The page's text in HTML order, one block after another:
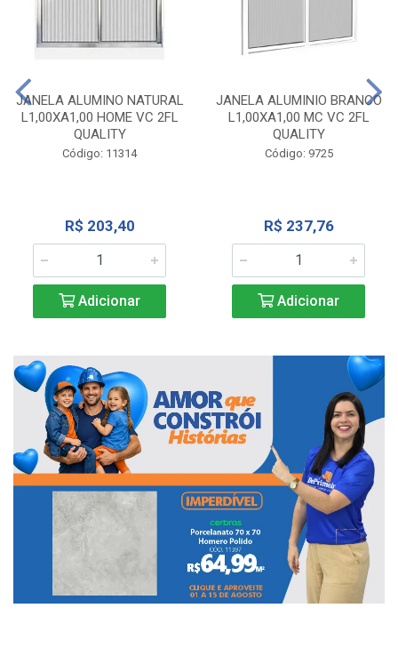
JANELA ALUMINO NATURAL
L1,00XA1,00 HOME VC 2FL
QUALITY
Código: 11314
R$ 203,40
Adicionar
JANELA ALUMINIO BRANCO
L1,00XA1,00 MC VC 2FL
QUALITY
Código: 9725
R$ 237,76
Adicionar